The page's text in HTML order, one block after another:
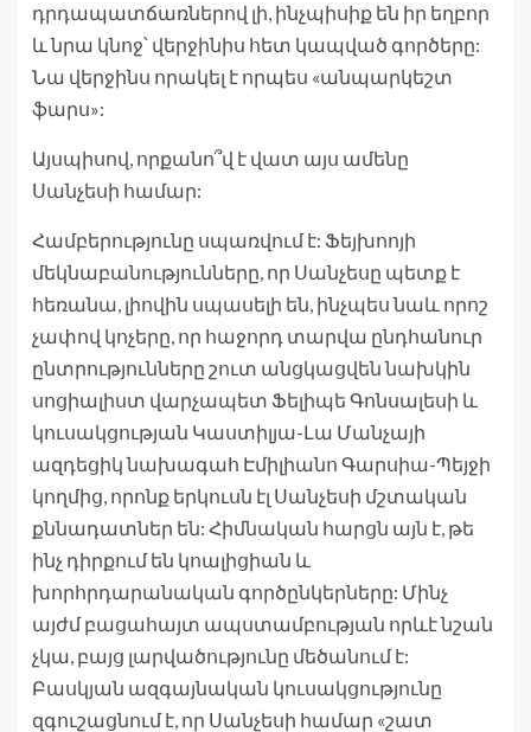
դրդապատճառներով լի, ինչպիսիք են իր եղբոր
և նրա կնոջ՝ վերջինիս հետ կապված գործերը:
Նա վերջինս որակել է որպես «անպարկեշտ
ֆարս»:
Այսպիսով, որքանո՞վ է վատ այս ամենը
Սանչեսի համար:
Համբերությունը սպառվում է: Ֆեյխոոյի
մեկնաբանությունները, որ Սանչեսը պետք է
հեռանա, լիովին սպասելի են, ինչպես նաև որոշ
չափով կոչերը, որ հաջորդ տարվա ընդհանուր
ընտրությունները շուտ անցկացվեն նախկին
սոցիալիստ վարչապետ Ֆելիպե Գոնսալեսի և
կուսակցության Կաստիլյա-Լա Մանչայի
ազդեցիկ նախագահ Էմիլիանո Գարսիա-Պեյջի
կողմից, որոնք երկուսն էլ Սանչեսի մշտական ​​​​
քննադատներ են: Հիմնական հարցն այն է, թե
ինչ դիրքում են կոալիցիան և
խորհրդարանական գործընկերները: Մինչ
այժմ բացահայտ ապստամբության որևէ նշան
չկա, բայց լարվածությունը մեծանում է:
Բասկյան ազգայնական կուսակցությունը
զգուշացնում է, որ Սանչեսի համար «շատ